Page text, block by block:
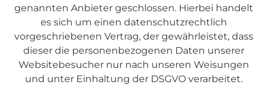
genannten Anbieter geschlossen. Hierbei handelt
es sich um einen datenschutzrechtlich
vorgeschriebenen Vertrag, der gewährleistet, dass
dieser die personenbezogenen Daten unserer
Websitebesucher nur nach unseren Weisungen
und unter Einhaltung der DSGVO verarbeitet.